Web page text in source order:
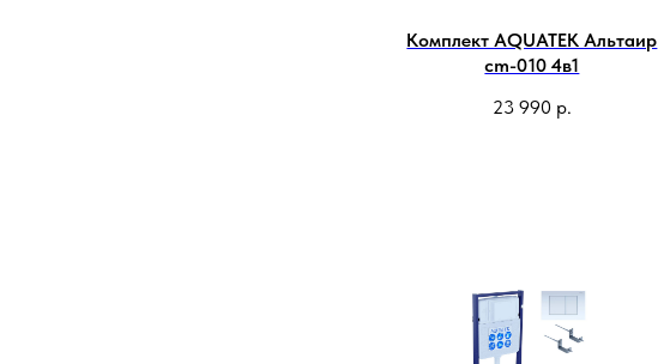
Комплект AQUATEK Альтаир
cm-010 4в1
23 990 р.